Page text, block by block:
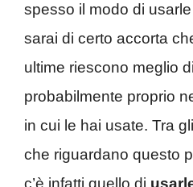
spesso il modo di
sarai di certo accorta
ultime riescono meglio
probabilmente proprio
in cui le hai usate. Tra
che riguardano questo
c’è infatti quello di